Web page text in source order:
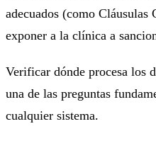
adecuados (como Cláusulas
exponer a la clínica a
Verificar dónde procesa los
una de las preguntas
cualquier sistema.